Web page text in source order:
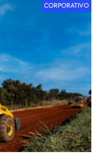
CORPORATIVO